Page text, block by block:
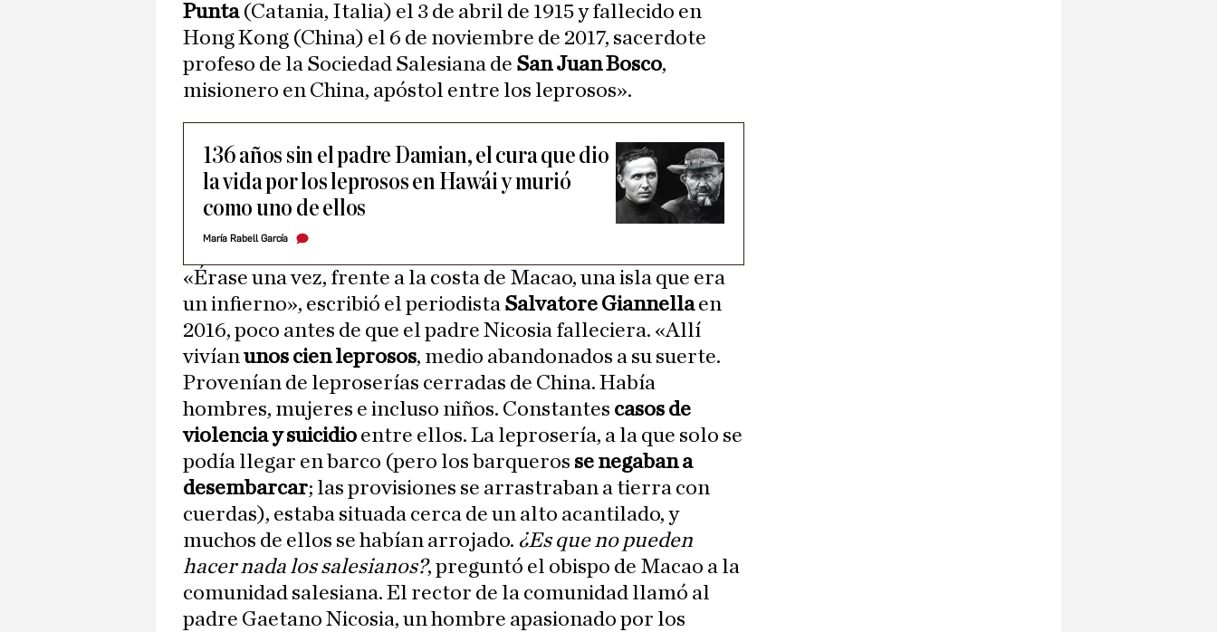
Punta(Catania, Italia) el 3 de abril de 1915 y fallecido en
Hong Kong (China) el 6 de noviembre de 2017, sacerdote
profeso de la Sociedad Salesiana de San Juan Bosco,
misionero en China, apóstol entre los leprosos».
136 años sin el padre Damian, el cura que dio
la vida por los leprosos en Hawái y murió
como uno de ellos
María Rabell García
«Érase una vez, frente a la costa de Macao, una isla que era
un infierno», escribió el periodista Salvatore Giannellaen
2016, poco antes de que el padre Nicosia falleciera. «Allí
vivíanunos cien leprosos, medio abandonados a su suerte.
Provenían de leproserías cerradas de China. Había
hombres, mujeres e incluso niños. Constantes casos de
violencia y suicidio entre ellos. La leprosería, a la que solo se
podía llegar en barco (pero los barqueros se negaban a
desembarcar; las provisiones se arrastraban a tierra con
cuerdas), estaba situada cerca de un alto acantilado, y
muchos de ellos se habían arrojado. ¿Es que no pueden
hacer nada los salesianos?, preguntó el obispo de Macao a la
comunidad salesiana. El rector de la comunidad llamó al
padre Gaetano Nicosia, un hombre apasionado por los